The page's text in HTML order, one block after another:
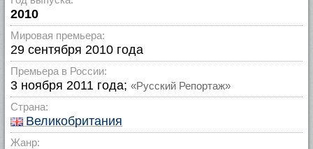
2010
Мировая премьера:
29 сентября 2010 года
Премьера в России:
3 ноября 2011 года; «Русский Репортаж»
Страна:
Великобритания
Жанр: